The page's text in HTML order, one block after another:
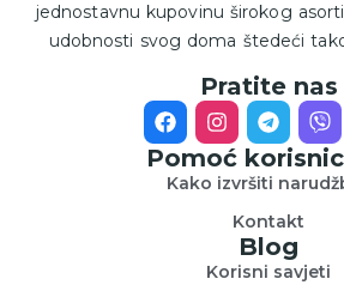
jednostavnu kupovinu širokog
udobnosti svog doma štedeći
Pratite nas
Pomoć
Kako izvršiti
Kontakt
Blog
Korisni savjeti